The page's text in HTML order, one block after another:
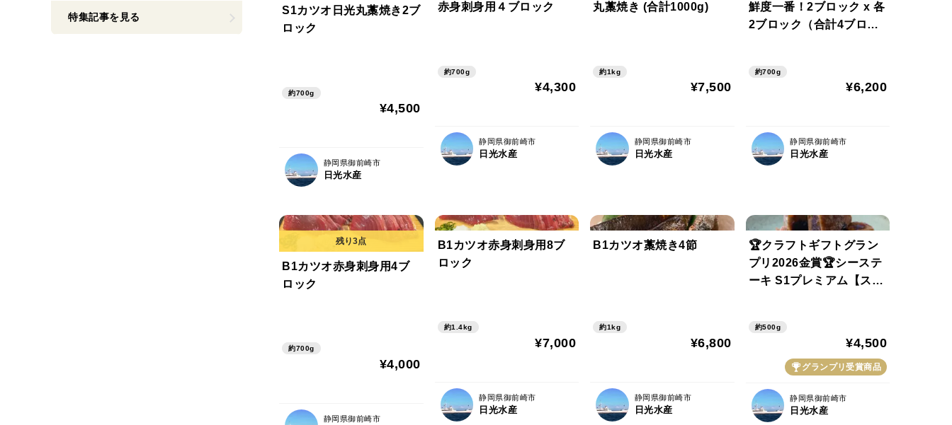
S1カツオ日光丸藁焼き2ブ
ロック
約700g
¥4,500
静岡県御前崎市
日光水産
赤身刺身用４ブロック
約700g
¥4,300
静岡県御前崎市
日光水産
丸藁焼き (合計1000g)
約1kg
¥7,500
静岡県御前崎市
日光水産
鮮度一番！2ブロック x 各
2ブロック（合計4ブロッ
約700g
¥6,200
静岡県御前崎市
日光水産
B1カツオ赤身刺身用4ブ
ロック
約700g
¥4,000
静岡県御前崎市
B1カツオ赤身刺身用8ブ
ロック
約1.4kg
¥7,000
静岡県御前崎市
日光水産
B1カツオ藁焼き4節
約1kg
¥6,800
静岡県御前崎市
日光水産
🏆クラフトギフトグラン
プリ2026金賞🏆シーステ
ーキ S1プレミアム【ステ
約500g
¥4,500
グランプリ受賞商品
静岡県御前崎市
日光水産
特集記事を見る